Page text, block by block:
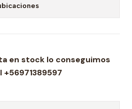
en stock lo conseguimos